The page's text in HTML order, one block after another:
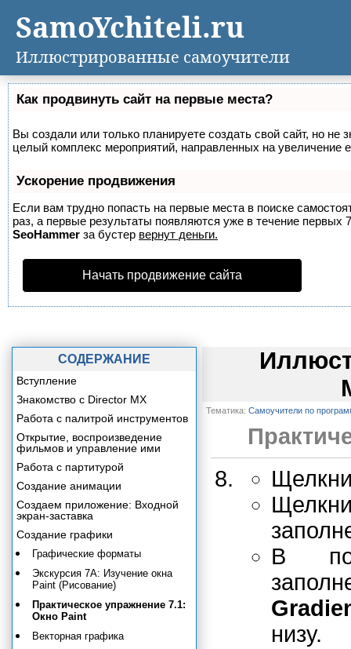
Как продвинуть сайт на первые места?
Вы создали или только планируете создать свой сайт, но не
целый комплекс мероприятий, направленных на увеличение
Ускорение продвижения
Если вам трудно попасть на первые места в поиске
раз, а первые результаты появляются уже в течение первых
SeoHammer за бустер вернут деньги.
Начать продвижение сайта
Тематика: Самоучители по
В
низу.
СОДЕРЖАНИЕ
Вступление
Знакомство с Director MX
Работа с палитрой инструментов
Открытие, воспроизведение
фильмов и управление ими
Работа с партитурой
Создание анимации
Создаем приложение: Входной
экран-заставка
Создание графики
Графические форматы
Экскурсия 7А: Изучение окна
Paint (Рисование)
Практическое упражнение 7.1:
Окно Paint
Векторная графика
SamoYchiteli.ru
Иллюстрированные самоучители